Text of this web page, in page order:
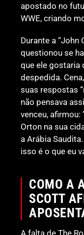
apostado no
WWE, criando
Durante a “John
questionou se
que ele gostaria
despedida.
suas respostas
não pensava
venceu, afirmou:
Orton na sua
a Arábia
isso é o que eu
COMO A
SCOTT
A falta de The